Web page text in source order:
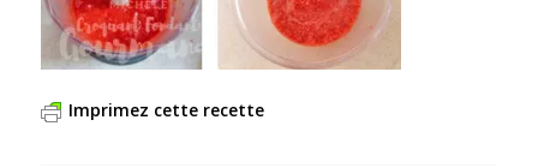
Imprimez cette recette